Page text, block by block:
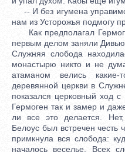
-- И без игумена
нам из Усторожья подмогу
Как предполагал
первым делом заняли Дивью
Служняя слобода
монастырю никто и не
атаманом велись
деревянной церкви в
показался церковный ход
Гермоген так и замер и
ли все это делается.
Белоус был встречен честь
примкнула вся слобода:
началось веселье. Всех